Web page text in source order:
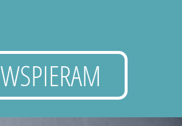
WSPIERAM